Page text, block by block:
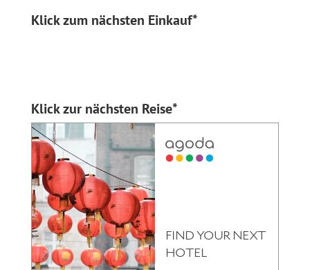
Klick zum nächsten Einkauf*
Klick zur nächsten Reise*